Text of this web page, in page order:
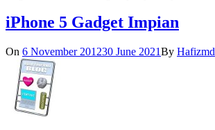
iPhone 5 Gadget Impian
On 6 November 201230 June 2021By Hafizmd